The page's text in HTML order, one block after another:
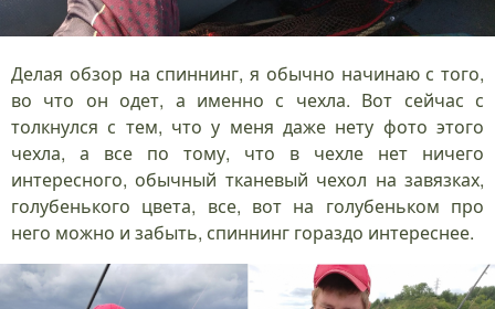
Делая обзор на спиннинг, я обычно начинаю с того,
во что он одет, а именно с чехла. Вот сейчас с
толкнулся с тем, что у меня даже нету фото этого
чехла, а все по тому, что в чехле нет ничего
интересного, обычный тканевый чехол на завязках,
голубенького цвета, все, вот на голубеньком про
него можно и забыть, спиннинг гораздо интереснее.